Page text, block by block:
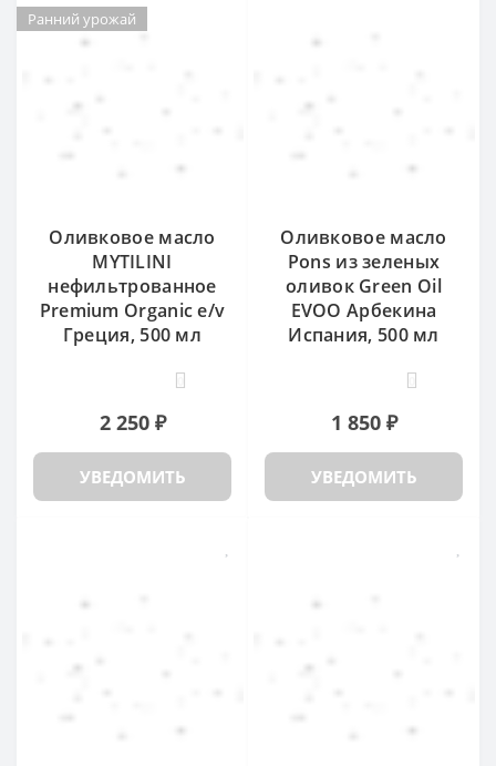
Ранний урожай
Оливковое масло
MYTILINI
нефильтрованное
Premium Organic e/v
Греция, 500 мл
2 250 ₽
УВЕДОМИТЬ
Оливковое масло
Pons из зеленых
оливок Green Oil
EVOO Арбекина
Испания, 500 мл
1 850 ₽
УВЕДОМИТЬ